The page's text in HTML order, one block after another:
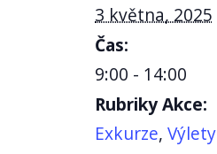
3 května, 2025
Čas:
9:00 - 14:00
Rubriky Akce:
Exkurze, Výlety